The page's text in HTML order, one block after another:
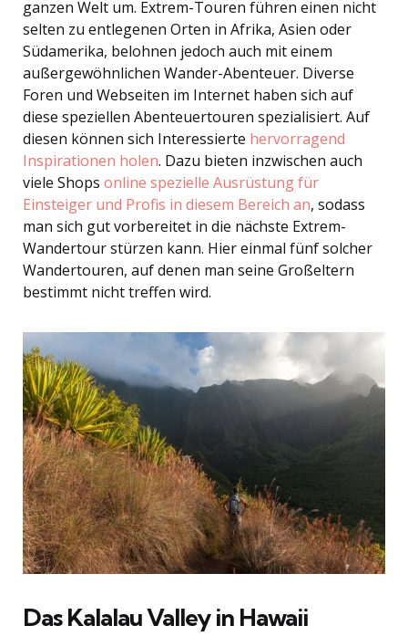
ganzen Welt um. Extrem-Touren führen einen nicht
selten zu entlegenen Orten in Afrika, Asien oder
Südamerika, belohnen jedoch auch mit einem
außergewöhnlichen Wander-Abenteuer. Diverse
Foren und Webseiten im Internet haben sich auf
diese speziellen Abenteuertouren spezialisiert. Auf
diesen können sich Interessierte hervorragend
Inspirationen holen. Dazu bieten inzwischen auch
viele Shops online spezielle Ausrüstung für
Einsteiger und Profis in diesem Bereich an, sodass
man sich gut vorbereitet in die nächste Extrem-
Wandertour stürzen kann. Hier einmal fünf solcher
Wandertouren, auf denen man seine Großeltern
bestimmt nicht treffen wird.
Das Kalalau Valley in Hawaii